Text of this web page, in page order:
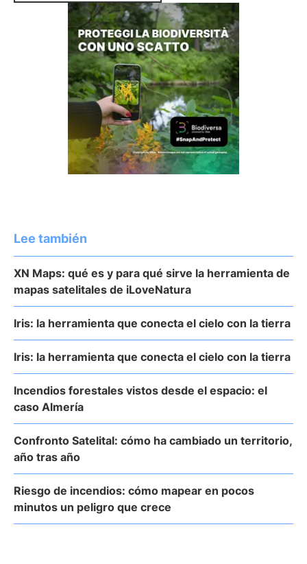
Lee también
XN Maps: qué es y para qué sirve la herramienta de
mapas satelitales de iLoveNatura
Iris: la herramienta que conecta el cielo con la tierra
Iris: la herramienta que conecta el cielo con la tierra
Incendios forestales vistos desde el espacio: el
caso Almería
Confronto Satelital: cómo ha cambiado un territorio,
año tras año
Riesgo de incendios: cómo mapear en pocos
minutos un peligro que crece